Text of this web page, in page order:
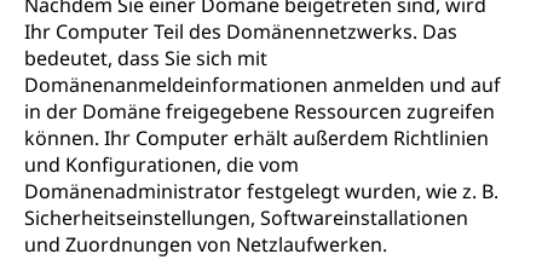
Ihr Computer Teil des Domänennetzwerks. Das
bedeutet, dass Sie sich mit
Domänenanmeldeinformationen anmelden und auf
in der Domäne freigegebene Ressourcen zugreifen
können. Ihr Computer erhält außerdem Richtlinien
und Konfigurationen, die vom
Domänenadministrator festgelegt wurden, wie z. B.
Sicherheitseinstellungen, Softwareinstallationen
und Zuordnungen von Netzlaufwerken.